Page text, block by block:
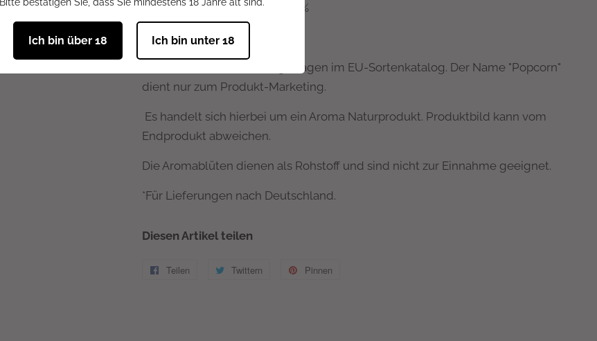
CBD & CBDA: 15% THC: <0,2%
Zertifizierter EU-Hanf eingetragen im EU-Sortenkatalog. Der Name "Popcorn"
dient nur zum Produkt-Marketing.
Es handelt sich hierbei um ein Aroma Naturprodukt. Produktbild kann vom
Endprodukt abweichen.
Die Aromablüten dienen als Rohstoff und sind nicht zur Einnahme geeignet.
*Für Lieferungen nach Deutschland.
Diesen Artikel teilen
Teilen Twittern Pinnen
Ich bin über 18 Ich bin unter 18